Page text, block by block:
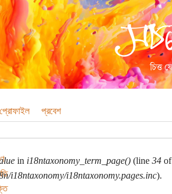
প্রোফাইল প্রবেশ
in i18ntaxonomy_term_page()(line 34of
i18ntaxonomy/i18ntaxonomy.pages.inc).